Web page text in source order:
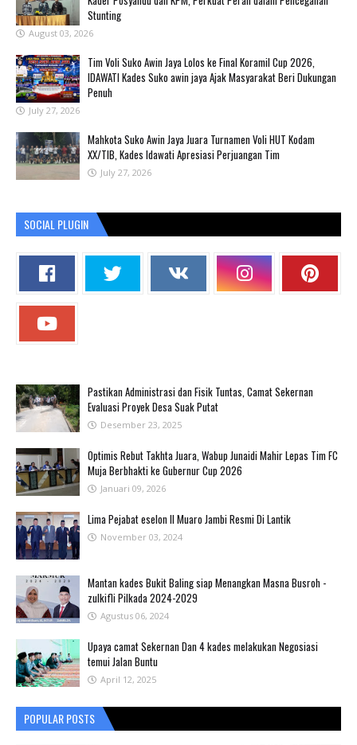
Stunting
August 03, 2026
Tim Voli Suko Awin Jaya Lolos ke Final Koramil Cup 2026,
IDAWATI Kades Suko awin jaya Ajak Masyarakat Beri Dukungan
Penuh
July 27, 2026
Mahkota Suko Awin Jaya Juara Turnamen Voli HUT Kodam
XX/TIB, Kades Idawati Apresiasi Perjuangan Tim
July 27, 2026
SOCIAL PLUGIN
Pastikan Administrasi dan Fisik Tuntas, Camat Sekernan
Evaluasi Proyek Desa Suak Putat
Desember 23, 2025
Optimis Rebut Takhta Juara, Wabup Junaidi Mahir Lepas Tim FC
Muja Berbhakti ke Gubernur Cup 2026
Januari 09, 2026
Lima Pejabat eselon II Muaro Jambi Resmi Di Lantik
November 03, 2024
Mantan kades Bukit Baling siap Menangkan Masna Busroh -
zulkifli Pilkada 2024-2029
Agustus 06, 2024
Upaya camat Sekernan Dan 4 kades melakukan Negosiasi
temui Jalan Buntu
April 12, 2025
POPULAR POSTS